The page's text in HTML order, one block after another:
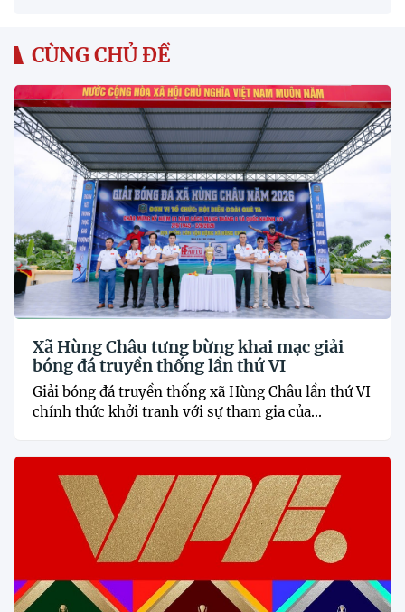
CÙNG CHỦ ĐỀ
Xã Hùng Châu tưng bừng khai mạc giải
bóng đá truyền thống lần thứ VI
Giải bóng đá truyền thống xã Hùng Châu lần thứ VI
chính thức khởi tranh với sự tham gia của...